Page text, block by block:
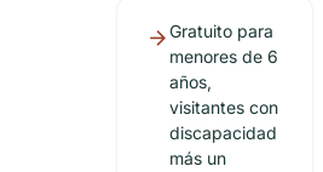
Gratuito para
menores de 6
años,
visitantes con
discapacidad
más un